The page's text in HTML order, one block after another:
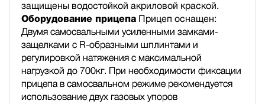
защищены водостойкой акриловой краской.
Оборудование прицепа Прицеп оснащен:
Двумя самосвальными усиленными замками-
защелками с R-образными шплинтами и
регулировкой натяжения с максимальной
нагрузкой до 700кг. При необходимости фиксации
прицепа в самосвальном режиме рекомендуется
использование двух газовых упоров